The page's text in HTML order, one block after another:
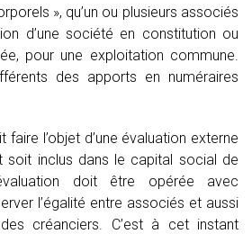
», qu’un ou plusieurs associés
d’une société en constitution ou
pour une exploitation commune.
des apports en numéraires
faire l’objet d’une évaluation externe
soit inclus dans le capital social de
doit être opérée avec
l’égalité entre associés et aussi
créanciers. C’est à cet instant